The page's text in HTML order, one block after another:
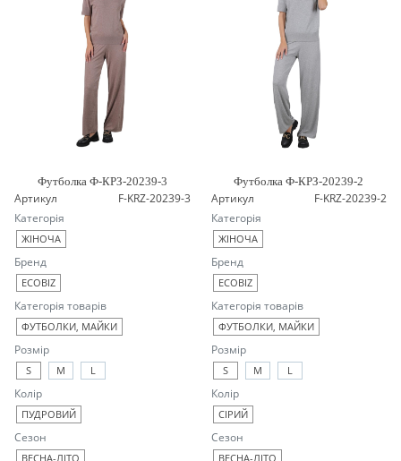
Футболка Ф-КРЗ-20239-3
Артикул
F-KRZ-20239-3
Категорія
ЖІНОЧА
Бренд
ECOBIZ
Категорія товарів
ФУТБОЛКИ, МАЙКИ
Розмір
S M L
Колір
ПУДРОВИЙ
Сезон
ВЕСНА-ЛІТО
Футболка Ф-КРЗ-20239-2
Артикул
F-KRZ-20239-2
Категорія
ЖІНОЧА
Бренд
ECOBIZ
Категорія товарів
ФУТБОЛКИ, МАЙКИ
Розмір
S M L
Колір
СІРИЙ
Сезон
ВЕСНА-ЛІТО